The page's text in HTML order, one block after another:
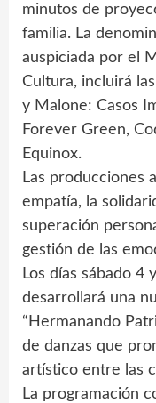
minutos de
familia. La
auspiciada por el
Cultura, incluirá
y Malone: Casos
Forever Green,
Equinox.
Las producciones
empatía, la
superación
gestión de las
Los días sábado 4
desarrollará una
“Hermanando
de danzas que
artístico entre las
La programación